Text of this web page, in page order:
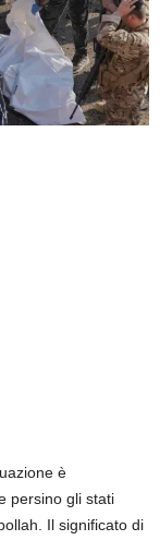
è
persino gli stati
Il significato di